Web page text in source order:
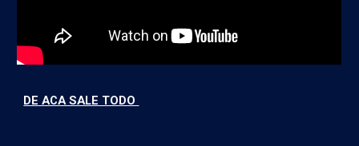
DE ACA SALE TODO